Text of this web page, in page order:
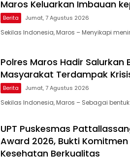
Maros Keluarkan Imbauan
Berita Jumat, 7 Agustus 2026
Sekilas Indonesia, Maros – Menyikapi
Polres Maros Hadir Salurkan
Masyarakat Terdampak
Berita Jumat, 7 Agustus 2026
Sekilas Indonesia, Maros – Sebagai
UPT Puskesmas
Award 2026, Bukti
Kesehatan Berkualitas